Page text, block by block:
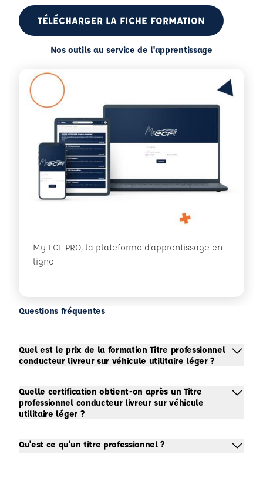
TÉLÉCHARGER LA FICHE FORMATION
Nos outils au service de l'apprentissage
My ECF PRO, la plateforme d'apprentissage en
ligne
Questions fréquentes
Quel est le prix de la formation Titre professionnel
conducteur livreur sur véhicule utilitaire léger ?
Quelle certification obtient-on après un Titre
professionnel conducteur livreur sur véhicule
utilitaire léger ?
Qu'est ce qu'un titre professionnel ?